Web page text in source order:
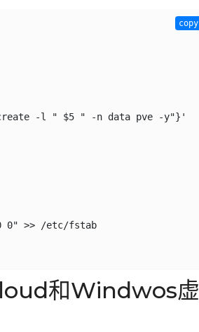
-l " $5 " -n data pve -y"}'
0" >> /etc/fstab
copy
和Windwos虚